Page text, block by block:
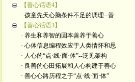
【善心话语4】
· 孩童先天心脑条件不足的调理--善
【善心话语3】
· 养生和养智的固本善养于善心
· 心体信息编程效应于人类情怀和思
· 人心的“点·线·面·体”--泛见架构
· 良善的心田拓展和人心构建于善心
· 善心心路历程之于“点·线·面·体”